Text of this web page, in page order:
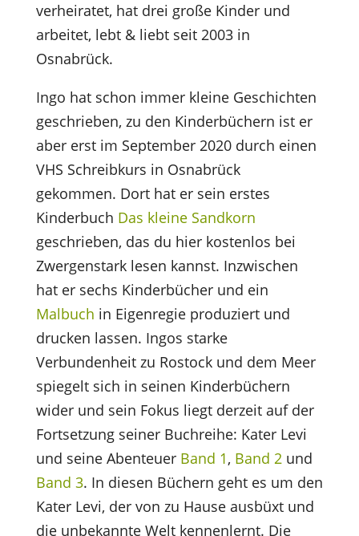
verheiratet, hat drei große Kinder und
arbeitet, lebt & liebt seit 2003 in
Osnabrück.
Ingo hat schon immer kleine Geschichten
geschrieben, zu den Kinderbüchern ist er
aber erst im September 2020 durch einen
VHS Schreibkurs in Osnabrück
gekommen. Dort hat er sein erstes
Kinderbuch Das kleine Sandkorn
geschrieben, das du hier kostenlos bei
Zwergenstark lesen kannst. Inzwischen
hat er sechs Kinderbücher und ein
Malbuch in Eigenregie produziert und
drucken lassen. Ingos starke
Verbundenheit zu Rostock und dem Meer
spiegelt sich in seinen Kinderbüchern
wider und sein Fokus liegt derzeit auf der
Fortsetzung seiner Buchreihe: Kater Levi
und seine Abenteuer Band 1, Band 2und
Band 3. In diesen Büchern geht es um den
Kater Levi, der von zu Hause ausbüxt und
die unbekannte Welt kennenlernt. Die